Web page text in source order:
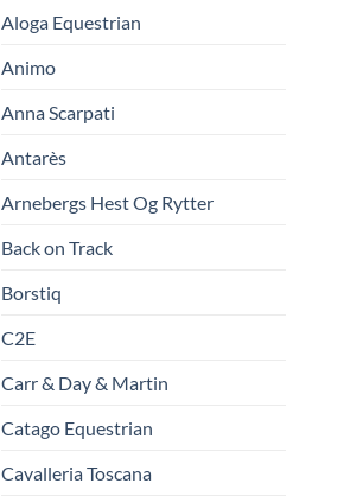
Aloga Equestrian
Animo
Anna Scarpati
Antarès
Arnebergs Hest Og Rytter
Back on Track
Borstiq
C2E
Carr & Day & Martin
Catago Equestrian
Cavalleria Toscana